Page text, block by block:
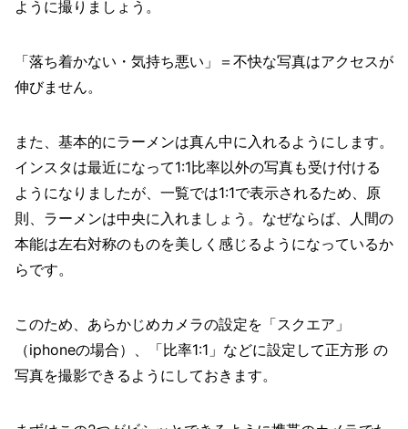
ように撮りましょう。
「落ち着かない・気持ち悪い」＝不快な写真はアクセスが
伸びません。
また、基本的にラーメンは真ん中に入れるようにします。
インスタは最近になって1:1比率以外の写真も受け付ける
ようになりましたが、一覧では1:1で表示されるため、原
則、ラーメンは中央に入れましょう。なぜならば、人間の
本能は左右対称のものを美しく感じるようになっているか
らです。
このため、あらかじめカメラの設定を「スクエア」
（iphoneの場合）、「比率1:1」などに設定して正方形 の
写真を撮影できるようにしておきます。